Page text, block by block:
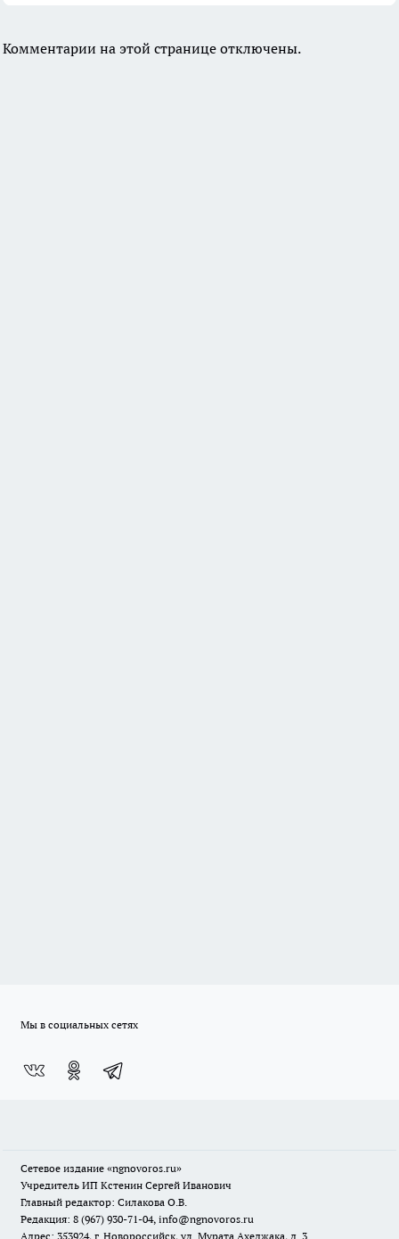
Комментарии на этой странице отключены.
Мы в социальных сетях
Сетевое издание «ngnovoros.ru»
Учредитель ИП Кстенин Сергей Иванович
Главный редактор: Силакова О.В.
Редакция: 8 (967) 930-71-04, info@ngnovoros.ru
Адрес: 353924, г. Новороссийск, ул. Мурата Ахеджака, д. 3